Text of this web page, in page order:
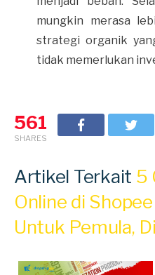
mungkin merasa
strategi organik
tidak memerlukan
561
SHARES
Artikel Terkait 5
Online di
Untuk Pemula,